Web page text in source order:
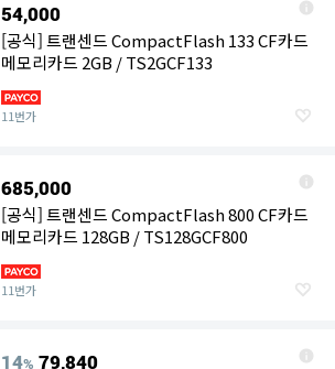
54,000
[공식] 트랜센드 CompactFlash 133 CF카드
메모리카드 2GB / TS2GCF133
11번가
685,000
[공식] 트랜센드 CompactFlash 800 CF카드
메모리카드 128GB / TS128GCF800
11번가
14% 79,840